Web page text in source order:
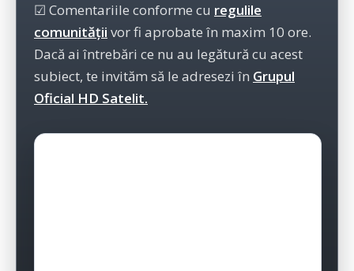
☑ Comentariile conforme cu regulile
comunității vor fi aprobate în maxim 10 ore.
Dacă ai întrebări ce nu au legătură cu acest
subiect, te invităm să le adresezi în Grupul
Oficial HD Satelit.